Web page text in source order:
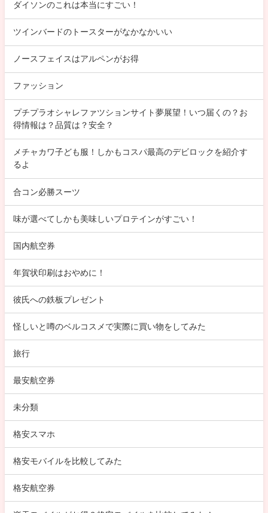
ダイソンのこれは本当にすごい！
ツインバードのトースターがなかなかいい
ノースフェイスはアルペンがお得
ファッション
プチプラオシャレファツションサイト夢展望！いつ届くの？お
得情報は？品質は？安全？
メチャカワ子ども服！しかもコスパ最高のデビロックを紹介す
るよ
合コン必勝スーツ
味が選べてしかも美味しいプロテインがすごい！
国内航空券
年賀状印刷はおやめに！
彼氏への鉄板プレゼント
怪しいと噂のベルコスメで実際に買い物をしてみた
旅行
最安航空券
未分類
格安スマホ
格安モバイルを比較してみた
格安航空券